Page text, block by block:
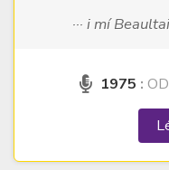
··· i mí
1975 :